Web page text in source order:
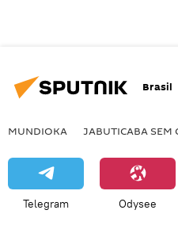
Brasil
MUNDIOKA JABUTICABA SEM
Telegram Odysee